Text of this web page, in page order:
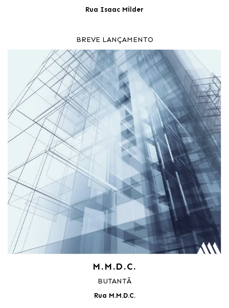
Rua Isaac Milder
BREVE LANÇAMENTO
M.M.D.C.
BUTANTÃ
Rua M.M.D.C.